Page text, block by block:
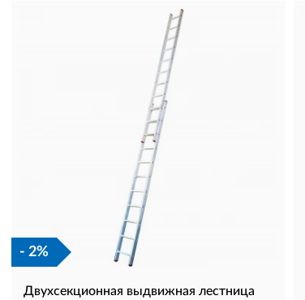
- 2%
Двухсекционная выдвижная лестница